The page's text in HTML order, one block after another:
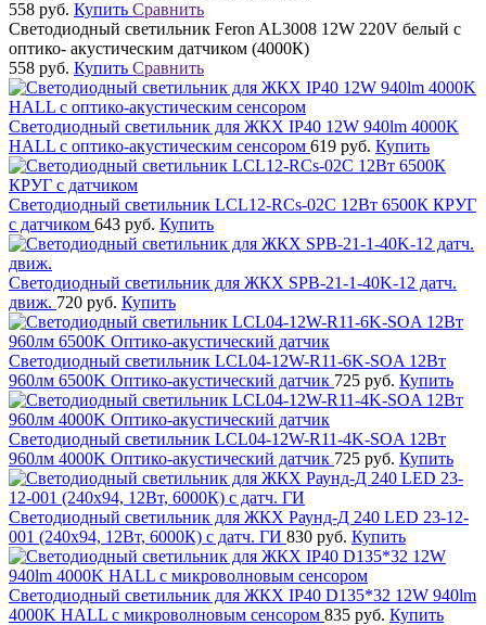
558 руб. Купить Сравнить
Светодиодный светильник Feron AL3008 12W 220V белый с
оптико- акустическим датчиком (4000К)
558 руб. Купить Сравнить
Светодиодный светильник для ЖКХ IP40 12W 940lm 4000K
HALL с оптико-акустическим сенсором 619 руб. Купить
Светодиодный светильник LCL12-RCs-02C 12Вт 6500К КРУГ
с датчиком 643 руб. Купить
Светодиодный светильник для ЖКХ SPB-21-1-40K-12 датч.
движ. 720 руб. Купить
Светодиодный светильник LCL04-12W-R11-6K-SOA 12Вт
960лм 6500K Оптико-акустический датчик 725 руб. Купить
Светодиодный светильник LCL04-12W-R11-4K-SOA 12Вт
960лм 4000K Оптико-акустический датчик 725 руб. Купить
Светодиодный светильник для ЖКХ Раунд-Д 240 LED 23-12-
001 (240х94, 12Вт, 6000К) с датч. ГИ 830 руб. Купить
Светодиодный светильник для ЖКХ IP40 D135*32 12W 940lm
4000K HALL с микроволновым сенсором 835 руб. Купить